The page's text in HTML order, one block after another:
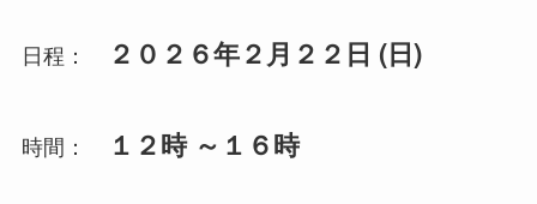
日程： ２０２６年２月２２日 (日)
時間： １２時 ～１６時